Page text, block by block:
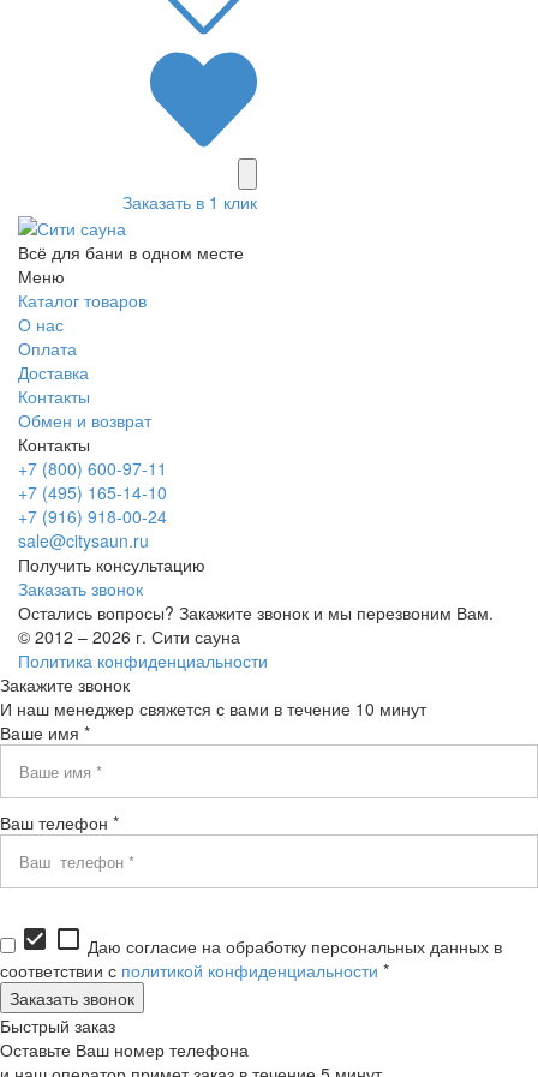
Заказать в 1 клик
Всё для бани в одном месте
Меню
Каталог товаров
О нас
Оплата
Доставка
Контакты
Обмен и возврат
Контакты
+7 (800) 600-97-11
+7 (495) 165-14-10
+7 (916) 918-00-24
sale@citysaun.ru
Получить консультацию
Заказать звонок
Остались вопросы? Закажите звонок и мы перезвоним Вам.
© 2012 – 2026 г. Сити сауна
Политика конфиденциальности
Закажите звонок
И наш менеджер свяжется с вами в течение 10 минут
Ваше имя *
Ваш телефон *
check_box check_box_outline_blank Даю согласие на обработку персональных данных в
соответствии с политикой конфиденциальности *
Быстрый заказ
Оставьте Ваш номер телефона